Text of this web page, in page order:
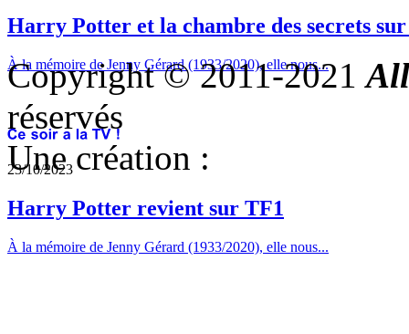
Harry Potter et la chambre des secrets
À la mémoire de Jenny Gérard (1933/2020), elle nous...
23/10/2023
Harry Potter revient sur TF1
À la mémoire de Jenny Gérard (1933/2020), elle nous...
Copyright © 2011-2021
réservés
Une création :